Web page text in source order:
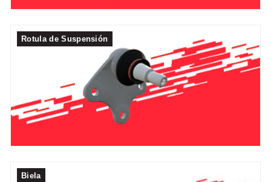
Rotula de Suspensión
Biela